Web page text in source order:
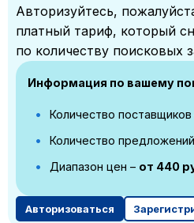
Авторизуйтесь,
платный тариф, который
по количеству поисковых
Информация по вашему
Количество поставщиков
Количество
Диапазон цен – от 440
Авторизоваться